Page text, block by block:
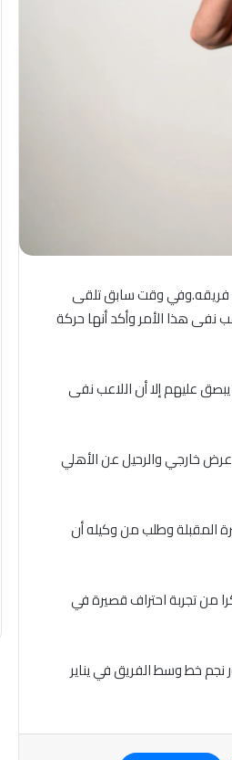
فريقه.وفي وقت سابق تلقى
نفى هذا الأمر وأكد أنها حركة
عليهم إلا أن اللاعب نفى
عرض خارجي والرحيل عن الأهلي
المقبلة وطلب من وكيله أن
من تجربة احتراف قصيرة في
خط وسط الفريق في يناير